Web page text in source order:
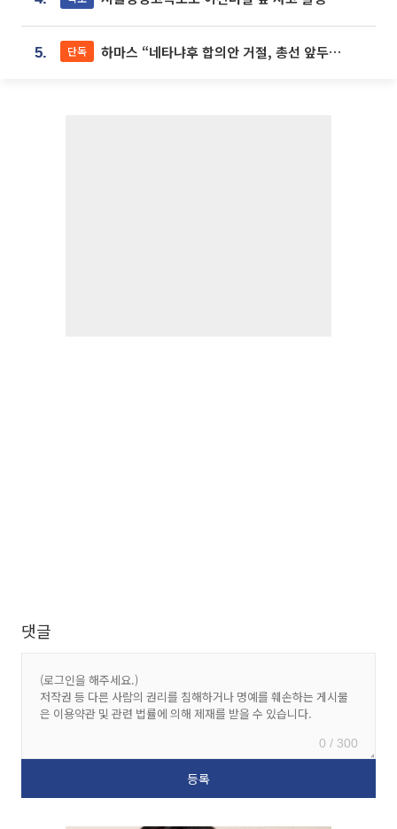
5. 단독 하마스 “네타냐후 합의안 거절, 총선 앞두고 시간 끌기”
댓글
0 / 300